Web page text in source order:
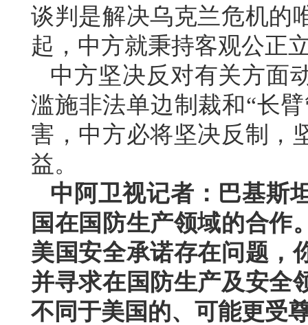
谈判是解决乌克兰危机的
起，中方就秉持客观公正
中方坚决反对有关方面
滥施非法单边制裁和“长
害，中方必将坚决反制，
益。
中阿卫视记者：巴基斯
国在国防生产领域的合作
美国安全承诺存在问题，
并寻求在国防生产及安全
不同于美国的、可能更受